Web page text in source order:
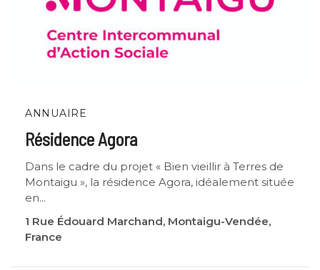
ANNUAIRE
Résidence Agora
Dans le cadre du projet « Bien vieillir à Terres de
Montaigu », la résidence Agora, idéalement située
en...
1 Rue Édouard Marchand, Montaigu-Vendée,
France